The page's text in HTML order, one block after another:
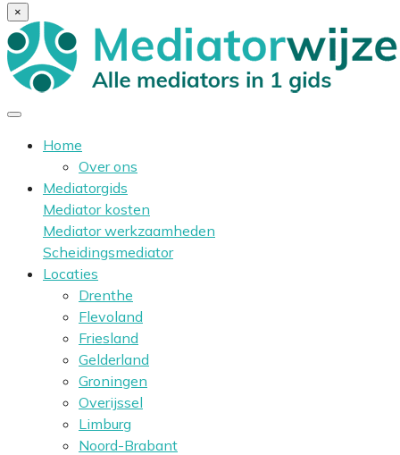
×
Home
Over ons
Mediatorgids
Mediator kosten
Mediator werkzaamheden
Scheidingsmediator
Locaties
Drenthe
Flevoland
Friesland
Gelderland
Groningen
Overijssel
Limburg
Noord-Brabant